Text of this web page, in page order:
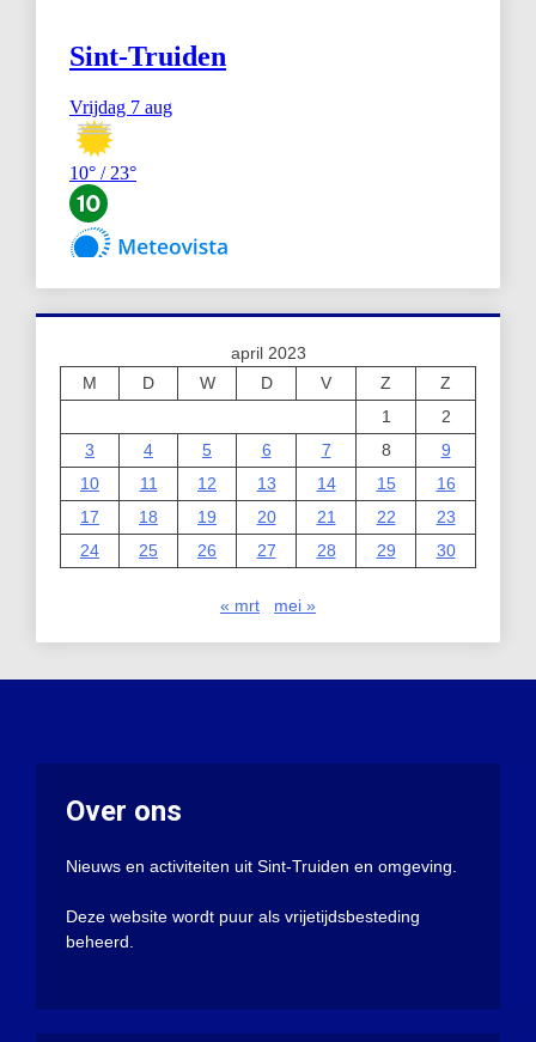
april 2023
M
D W D V Z
Z
1
2
3
4 5 6 7 8
9
10
11 12 13 14 15
16
17
18 19 20 21 22
23
24
25 26 27 28 29 30
« mrt mei »
Over ons
Nieuws en activiteiten uit Sint-Truiden en omgeving.
Deze website wordt puur als vrijetijdsbesteding
beheerd.